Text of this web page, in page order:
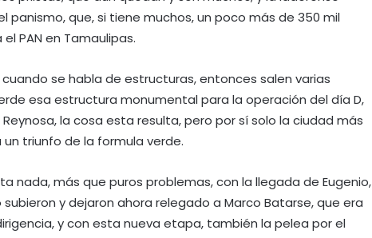
panismo, que, si tiene muchos, un poco más de 350 mil
PAN en Tamaulipas.
se habla de estructuras, entonces salen varias
esa estructura monumental para la operación del día D,
la cosa esta resulta, pero por sí solo la ciudad más
triunfo de la formula verde.
nada, más que puros problemas, con la llegada de Eugenio,
y dejaron ahora relegado a Marco Batarse, que era
y con esta nueva etapa, también la pelea por el